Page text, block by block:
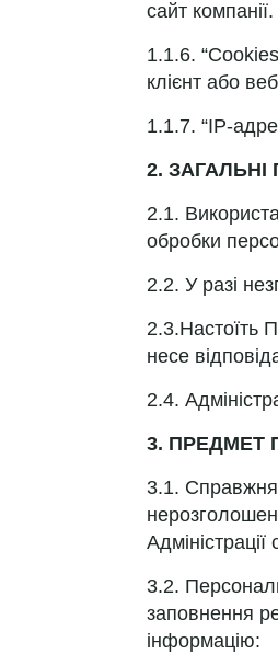
сайт компанії.
1.1.6.
клієнт або
1.1.7. “IP-
2.
2.1.
обробки
2.2. У разі
2.3.Настоїть
несе
2.4.
3. ПРЕДМЕТ
3.1. Справжня
3.2.
заповнення
інформацію: